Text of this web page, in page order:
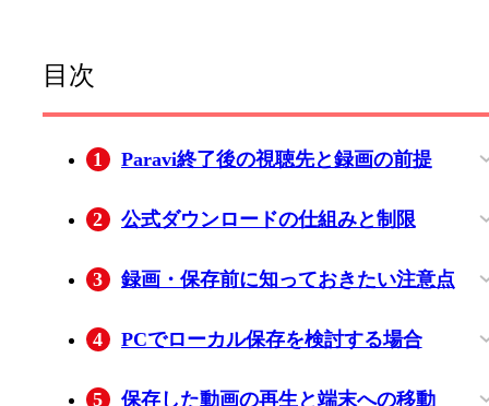
目次
1 Paravi終了後の視聴先と録画の前提
2 公式ダウンロードの仕組みと制限
3 録画・保存前に知っておきたい注意点
4 PCでローカル保存を検討する場合
5 保存した動画の再生と端末への移動